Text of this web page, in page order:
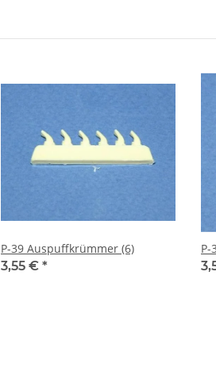
P-39 Auspuffkrümmer (6)
3,55 € *